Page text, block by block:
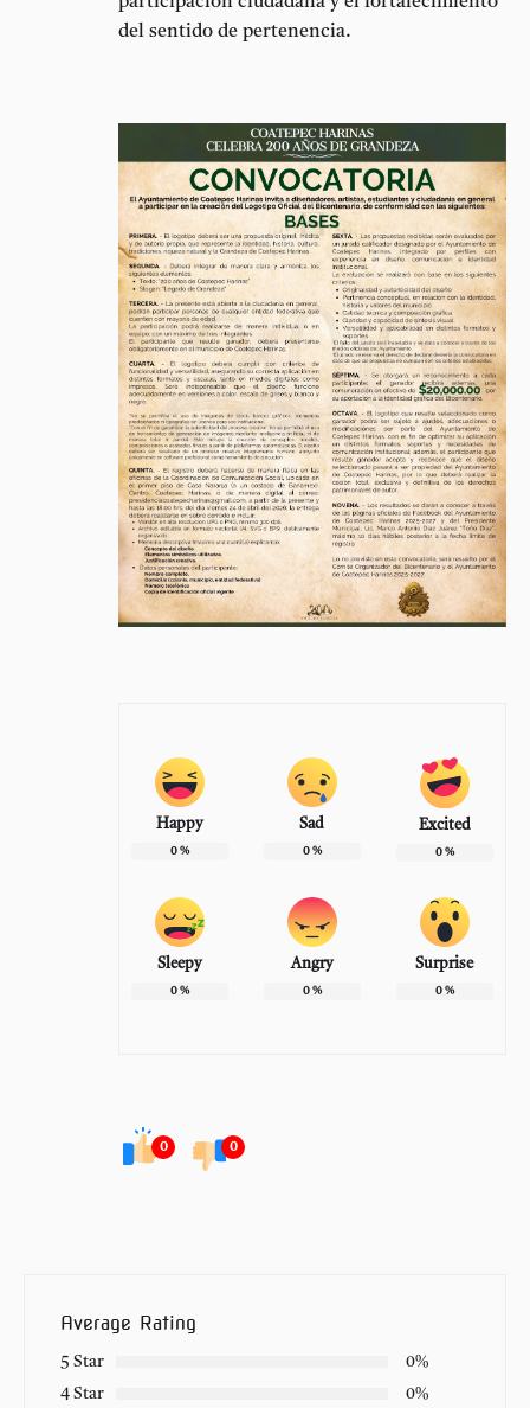
del sentido de pertenencia.
Happy
0%
Sad
0%
Excited
0%
Sleepy
0%
Angry
0%
Surprise
0%
0 0
Average Rating
5 Star
0%
4 Star
0%